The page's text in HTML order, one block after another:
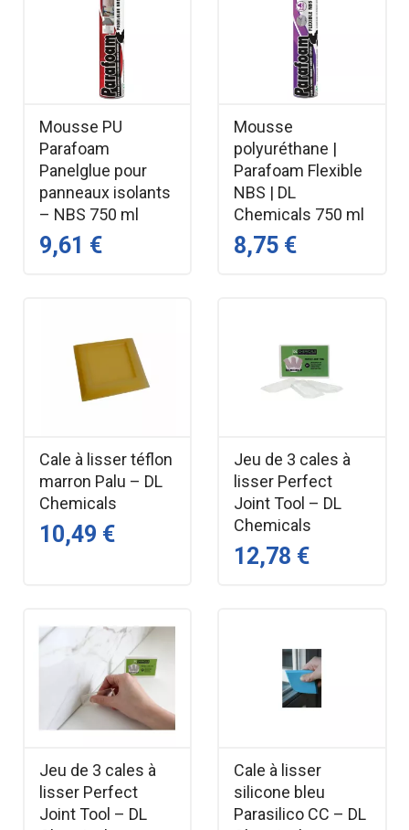
Mousse PU
Parafoam
Panelglue pour
panneaux isolants
– NBS 750 ml
9,61 €
Mousse
polyuréthane |
Parafoam Flexible
NBS | DL
Chemicals 750 ml
8,75 €
Cale à lisser téflon
marron Palu – DL
Chemicals
10,49 €
Jeu de 3 cales à
lisser Perfect
Joint Tool – DL
Chemicals
12,78 €
Jeu de 3 cales à
lisser Perfect
Joint Tool – DL
Cale à lisser
silicone bleu
Parasilico CC – DL